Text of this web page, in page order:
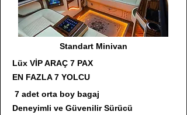
Standart Minivan
Lüx VİP ARAÇ 7 PAX
EN FAZLA 7 YOLCU
7 adet orta boy bagaj
Deneyimli ve Güvenilir Sürücü